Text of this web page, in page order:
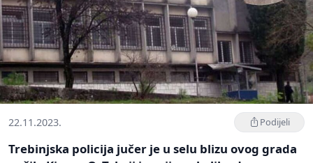
22.11.2023. Podijeli
Trebinjska policija jučer je u selu blizu ovog grada